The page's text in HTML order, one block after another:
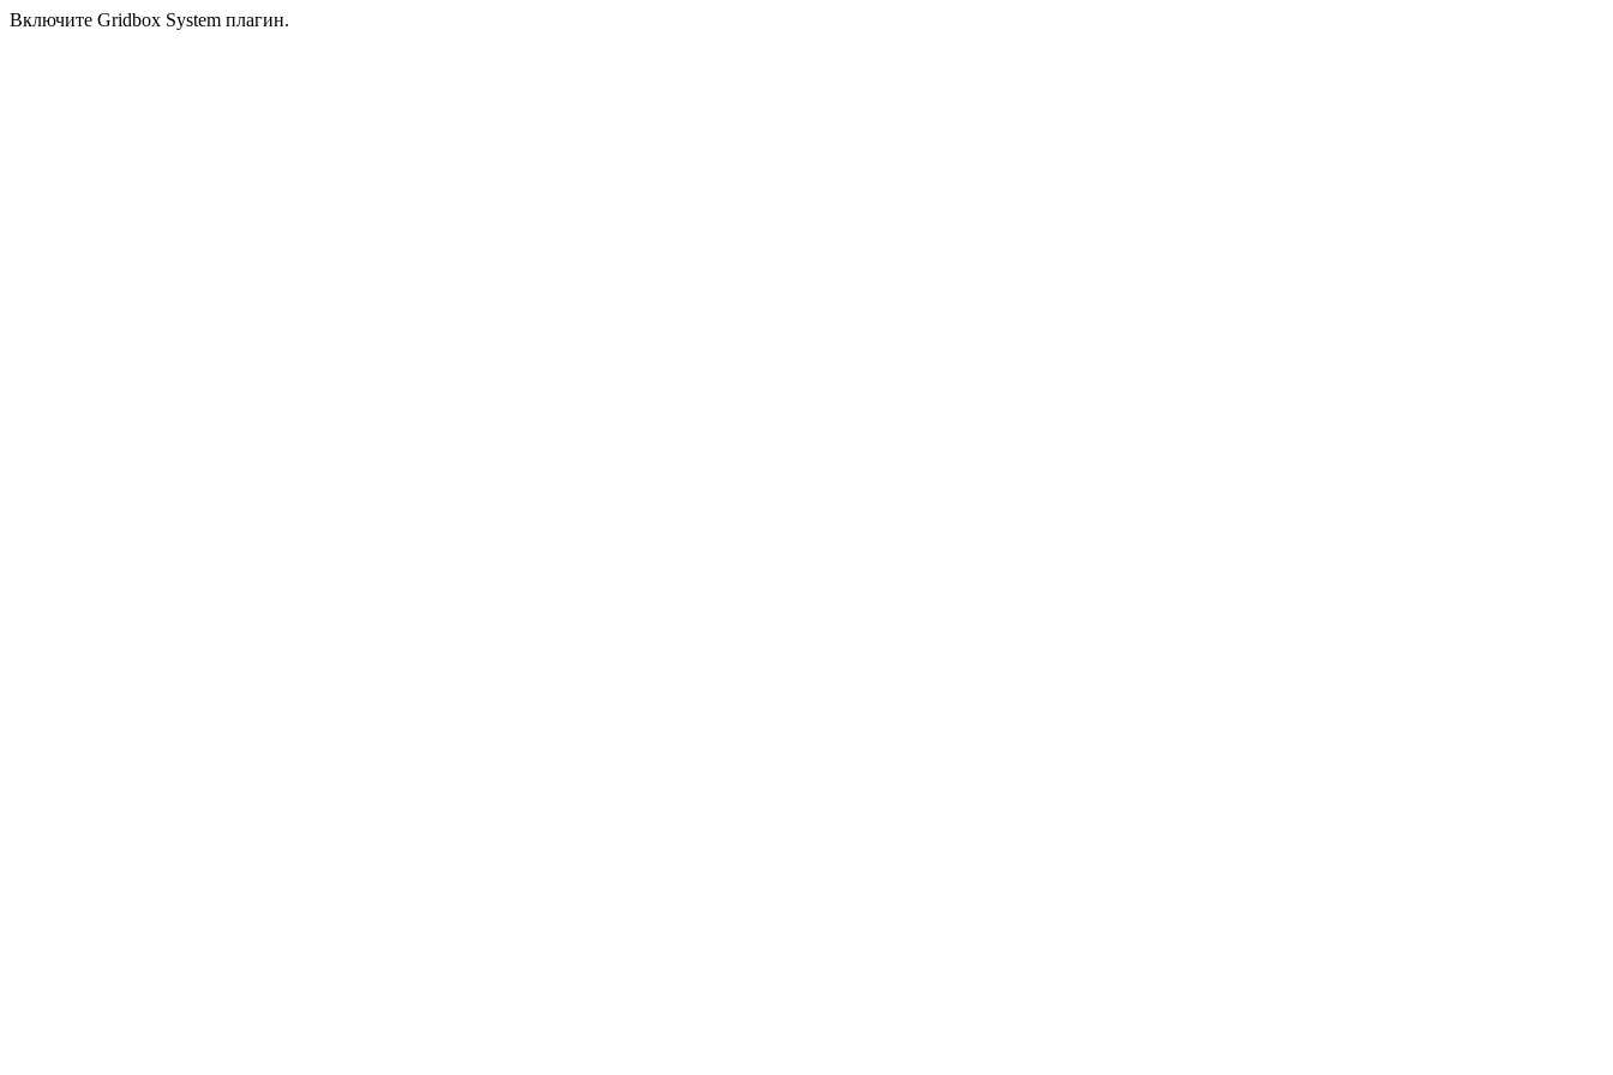
Включите Gridbox System плагин.